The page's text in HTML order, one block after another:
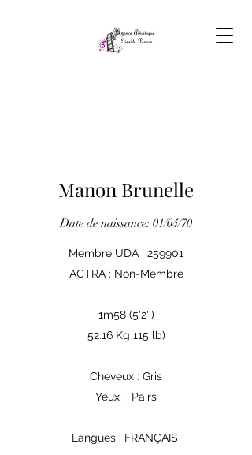
Manon Brunelle
Date de naissance: 01/04/70
Membre UDA : 259901
ACTRA : Non-Membre
1m58 (5'2'')
52.16 Kg 115 lb)
Cheveux : Gris
Yeux : Pairs
Langues : FRANÇAIS